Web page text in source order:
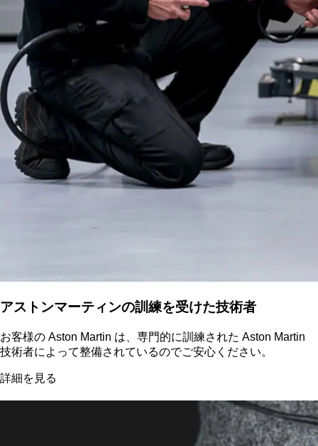
アストンマーティンの訓練を受けた技術者
お客様の Aston Martin は、専門的に訓練された Aston Martin
技術者によって整備されているのでご安心ください。
詳細を見る